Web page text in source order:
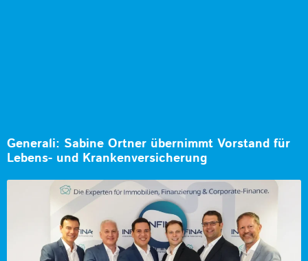
Generali: Sabine Ortner übernimmt Vorstand für
Lebens- und Krankenversicherung